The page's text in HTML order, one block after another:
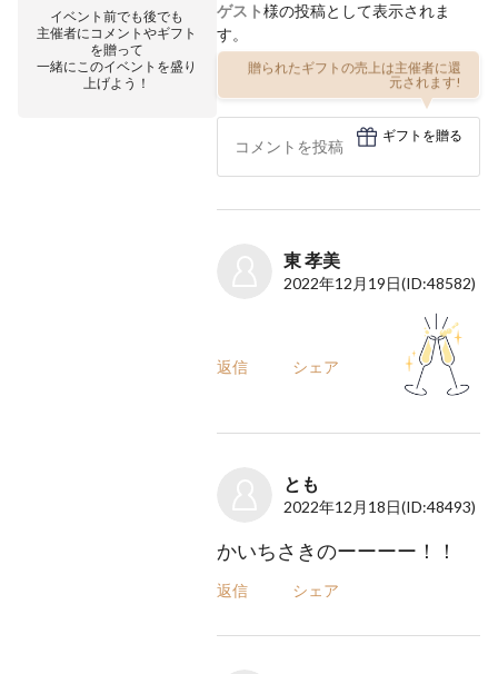
イベント前でも後でも
主催者にコメントやギフト
を贈って
一緒にこのイベントを盛り
上げよう！
ゲスト様の投稿として表示されま
す。
贈られたギフトの売上は主催者に還
元されます!
ギフトを贈る
東 孝美
2022年12月19日(ID:48582)
返信 シェア
とも
2022年12月18日(ID:48493)
かいちさきのーーーー！！
返信 シェア